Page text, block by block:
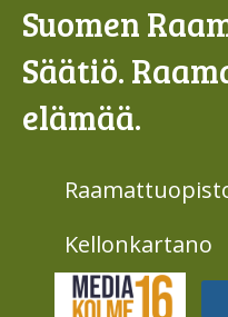
Suomen
Säätiö.
elämää.
Kellonkartano
Media316